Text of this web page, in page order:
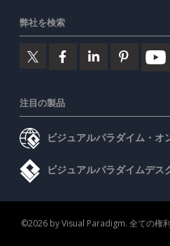
弊社を検索
注目の製品
ビジュアルパラダイム・オ
ビジュアルパラダイムデス
©2026 by Visual Paradigm. 全ての権